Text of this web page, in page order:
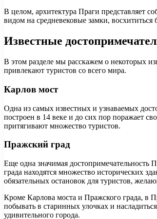
В целом, архитектура Праги представляет
видом на средневековые замки,
Известные
В этом разделе мы расскажем о некоторых
привлекают туристов со всего мира.
Карлов мост
Одна из самых известных и узнаваемых
построен в 14 веке и до сих пор поражает
притягивают множество туристов.
Пражский град
Еще одна значимая
града находятся множество исторических
обязательных остановок для туристов,
Кроме Карлова моста и Пражского града, в
побывать в старинных улочках и
удивительного города.